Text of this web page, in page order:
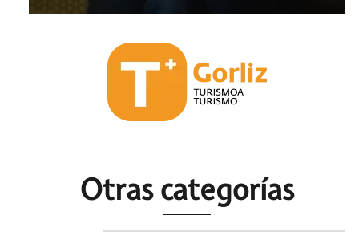
Otras categorías